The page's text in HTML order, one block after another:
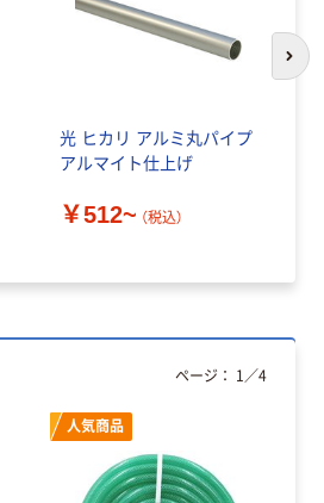
光 ヒカリ アルミ丸パイプ
アルマイト仕上げ
￥512~ （税込）
次
人気商品
ページ： 1 ／4
ム INSTAX MINI
WW2
￥1,580~
本気プライス
トイレットペー
120ｍ 再生紙